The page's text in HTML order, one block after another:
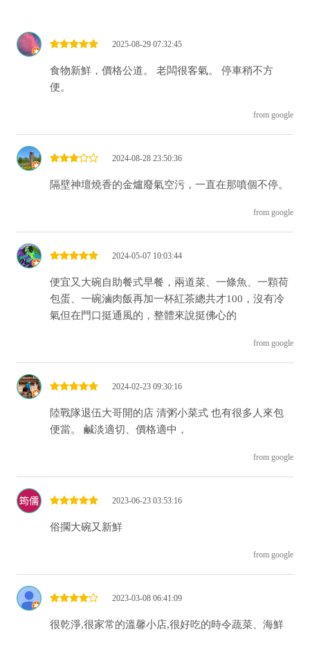
2025-08-29 07:32:45
食物新鮮，價格公道。 老闆很客氣。 停車稍不方
便。
from google
2024-08-28 23:50:36
隔壁神壇燒香的金爐廢氣空污，一直在那噴個不停。
from google
2024-05-07 10:03:44
便宜又大碗自助餐式早餐，兩道菜、一條魚、一顆荷
包蛋、一碗滷肉飯再加一杯紅茶總共才100，沒有冷
氣但在門口挺通風的，整體來說挺佛心的
from google
2024-02-23 09:30:16
陸戰隊退伍大哥開的店 清粥小菜式 也有很多人來包
便當。 鹹淡適切、價格適中，
from google
2023-06-23 03:53:16
俗擱大碗又新鮮
from google
2023-03-08 06:41:09
很乾淨,很家常的溫馨小店,很好吃的時令蔬菜、海鮮